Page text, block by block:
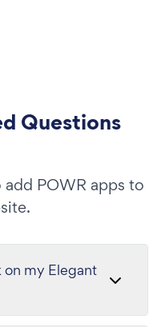
Questions
POWR apps to
on my Elegant